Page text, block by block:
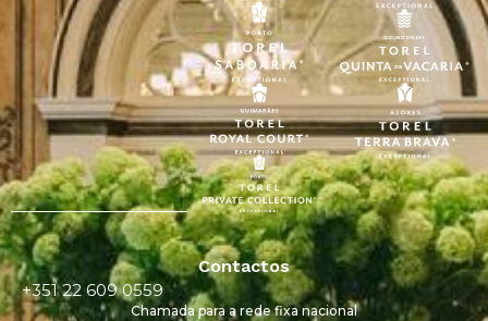
Contactos
+351 22 609 0559
Chamada para a rede fixa nacional